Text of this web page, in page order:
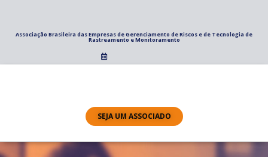
Associação Brasileira das Empresas de Gerenciamento de Riscos e de Tecnologia de
Rastreamento e Monitoramento
SEJA UM ASSOCIADO